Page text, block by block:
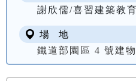
謝欣儒/喜習建築教育
場 地
鐵道部園區 4 號建物